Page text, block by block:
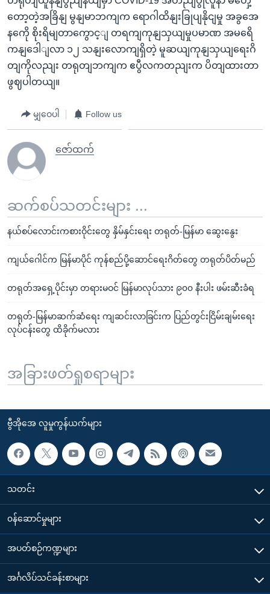
တော့တဲ့အခြိနျ မွနျမာဘကျက ရောဂါထိနျးခြုပျနိုငျမှု အခွအေ
နကေို စိုးရိမျတာကွောင့ျ တရကျကုနျသှယျမှုပမာဏ အမရေိ
ကနျဒေါျလာ ၁၂ သနျးလောကျရှိတဲ့ မူဆယျကုနျသှယျရေးဂိ
တျကိုလညျး တရုတျဘကျက ဧပွီလကတညျးက ပိတျထားတာ
ဖွဈပါတယျ။
မျှဝေပါ Follow us
ဇော်ထက်
ဆက်စပ်သတင်းများ ...
နယ်စပ်လောင်းကစားဝိုင်းတွေ နှိမ်နှင်းရေး တရုတ်-မြန်မာ ဆွေးနွေး
ကျယ်ဂေါင်က မြန်မာပိုင် ကုန်စည်ပို့ဆောင်ရေးဂိတ်တွေ တရုတ်ပိတ်မည်
တရုတ်အရှေ့ပိုင်းမှာ တရားမဝင် မြန်မာလုပ်သား ၉၀၀ နီးပါး ဖမ်းဆီးခံရ
တရုတ်-မြန်မာဆက်ဆံရေး ကျဆင်းလာခြင်းက ပြည်တွင်းငြိမ်းချမ်းရေး
လုပ်ငန်းတွေ ထိခိုက်မလား
အခြားဖတ်ရှုစရာများ
ဗွီအိုအေ လူမှုကွန်ယက်များ
သတင်း
၀န်ဆောင်မှုများ
အပတ်စဉ်ကဏ္ဍများ
အင်္ဂလိပ်သင်ခန်းစာများ